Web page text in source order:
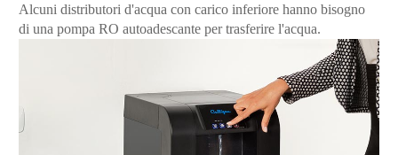
Alcuni distributori d'acqua con carico inferiore hanno bisogno
di una pompa RO autoadescante per trasferire l'acqua.